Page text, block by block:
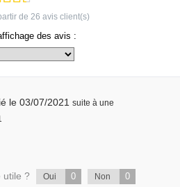
de 26 avis client(s)
des avis :
le 03/07/2021 suite à une
utile ? Oui 0 Non 0